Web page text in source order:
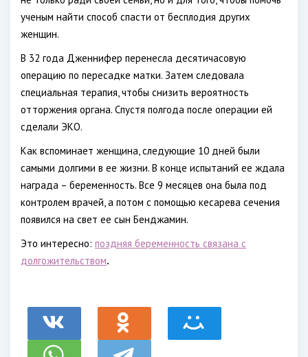
ученым найти способ спасти от бесплодия других
женщин.
В 32 года Дженнифер перенесла десятичасовую
операцию по пересадке матки. Затем следовала
специальная терапия, чтобы снизить вероятность
отторжения органа. Спустя полгода после операции ей
сделали ЭКО.
Как вспоминает женщина, следующие 10 дней были
самыми долгими в ее жизни. В конце испытаний ее ждала
награда – беременность. Все 9 месяцев она была под
контролем врачей, а потом с помощью кесарева сечения
появился на свет ее сын Бенджамин.
Это интересно: поздняя беременность связана с
долгожительством.